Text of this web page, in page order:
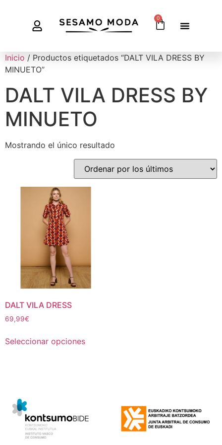
0
Inicio / Productos etiquetados “DALT VILA DRESS BY
MINUETO”
DALT VILA DRESS BY
MINUETO
Mostrando el único resultado
DALT VILA DRESS
69,99€
Seleccionar opciones